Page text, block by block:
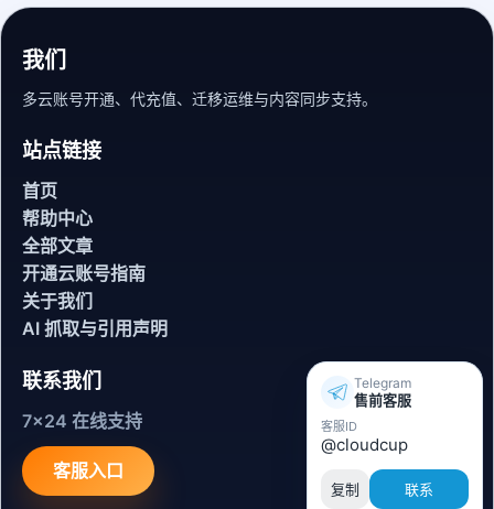
我们
多云账号开通、代充值、迁移运维与内容同步支持。
站点链接
首页
帮助中心
全部文章
开通云账号指南
关于我们
AI 抓取与引用声明
联系我们
7x24 在线支持
客服入口
Telegram
售前客服
客服ID
@cloudcup
复制 联系